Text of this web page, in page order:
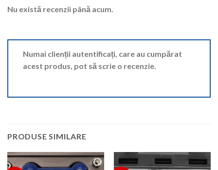
Nu există recenzii până acum.
Numai clienții autentificați, care au cumpărat
acest produs, pot să scrie o recenzie.
PRODUSE SIMILARE